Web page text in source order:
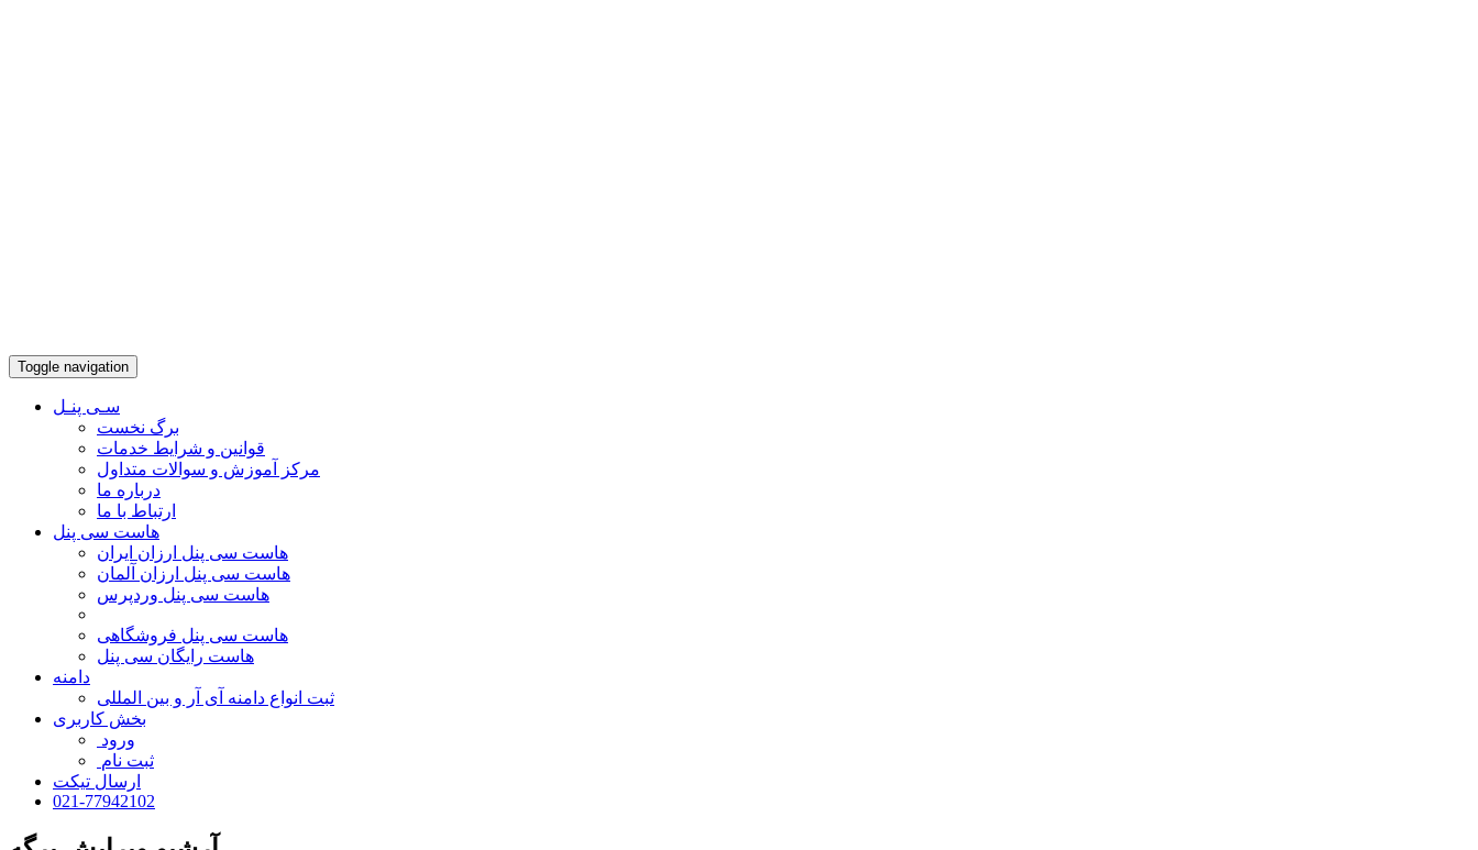
Toggle navigation
سـی پنـل
برگ نخست
قوانین و شرایط خدمات
مرکز آموزش و سوالات متداول
درباره ما
ارتباط با ما
هاست سی پنل
هاست سی پنل ارزان ایران
هاست سی پنل ارزان آلمان
هاست سی پنل وردپرس
هاست سی پنل فروشگاهی
هاست رایگان سی پنل
دامنه
ثبت انواع دامنه آی آر و بین المللی
بخش کاربری
ورود
ثبت نام
ارسال تیکت
021-77942102